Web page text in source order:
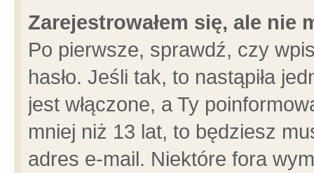
Zarejestrowałem się, ale nie
Po pierwsze, sprawdź, czy
hasło. Jeśli tak, to nastąpiła
jest włączone, a Ty
mniej niż 13 lat, to będziesz
adres e-mail. Niektóre fora